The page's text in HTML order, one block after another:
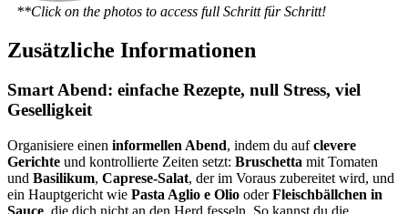
**Click on the photos to access full Schritt für Schritt!
Zusätzliche Informationen
Smart Abend: einfache Rezepte, null Stress, viel
Geselligkeit
Organisiere einen informellen Abend, indem du aufclevere
Gerichte und kontrollierte Zeiten setzt: Bruschetta mit Tomaten
und Basilikum, Caprese-Salat, der im Voraus zubereitet wird, und
ein Hauptgericht wie Pasta Aglio e Olio oderFleischbällchen in